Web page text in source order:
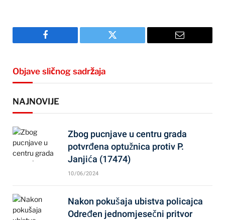
Facebook Twitter Email
Objave sličnog sadržaja
NAJNOVIJE
Zbog pucnjave u centru grada
potvrđena optužnica protiv P.
Janjića (17474)
10/06/2024
Nakon pokušaja ubistva policajca
Određen jednomjesečni pritvor